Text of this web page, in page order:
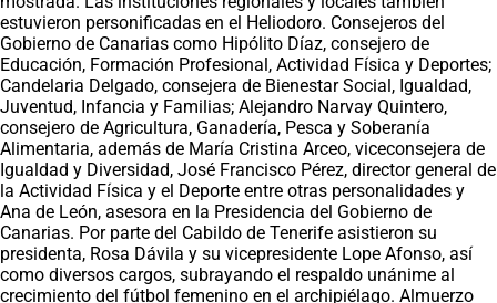
estuvieron personificadas en el Heliodoro. Consejeros del
Gobierno de Canarias como Hipólito Díaz, consejero de
Educación, Formación Profesional, Actividad Física y Deportes;
Candelaria Delgado, consejera de Bienestar Social, Igualdad,
Juventud, Infancia y Familias; Alejandro Narvay Quintero,
consejero de Agricultura, Ganadería, Pesca y Soberanía
Alimentaria, además de María Cristina Arceo, viceconsejera de
Igualdad y Diversidad, José Francisco Pérez, director general de
la Actividad Física y el Deporte entre otras personalidades y
Ana de León, asesora en la Presidencia del Gobierno de
Canarias. Por parte del Cabildo de Tenerife asistieron su
presidenta, Rosa Dávila y su vicepresidente Lope Afonso, así
como diversos cargos, subrayando el respaldo unánime al
crecimiento del fútbol femenino en el archipiélago. Almuerzo